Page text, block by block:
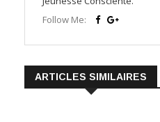
Follow Me:
ARTICLES SIMILAIRES